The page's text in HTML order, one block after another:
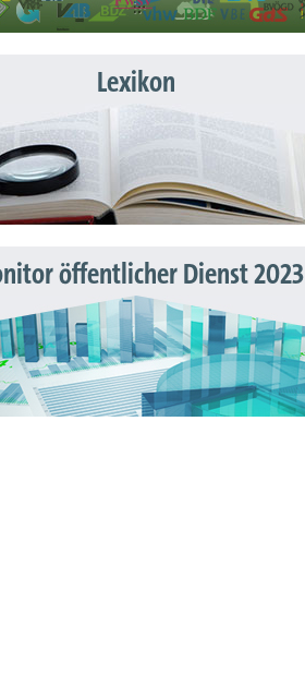
Lexikon
öffentlicher Dienst 2023